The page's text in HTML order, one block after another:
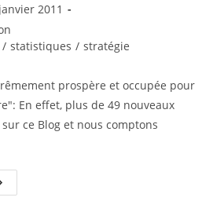
2011
/ statistiques / stratégie
prospère et occupée pour
En effet, plus de 49 nouveaux
ce Blog et nous comptons